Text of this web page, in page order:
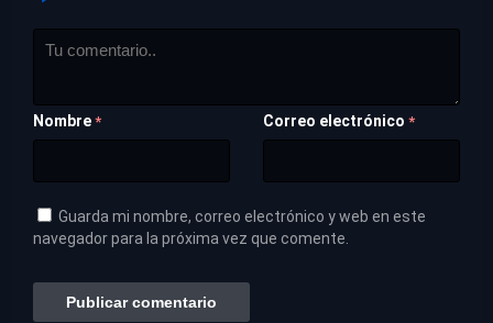
Nombre * Correo electrónico *
Guarda mi nombre, correo electrónico y web en este
navegador para la próxima vez que comente.